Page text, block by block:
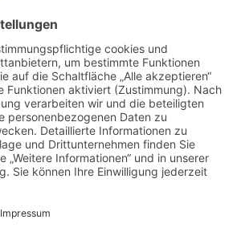
9 - 14 Uhr
Informationen
Über uns
Produktanfrage
Datenschutzerklärung